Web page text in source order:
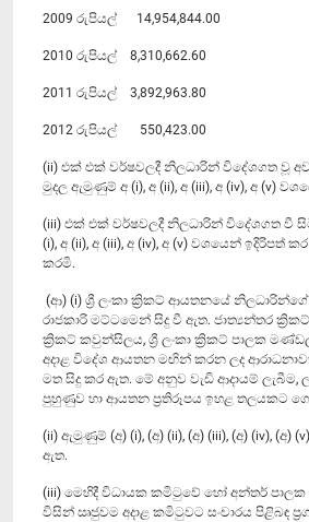
2009 රුපියල් 14,954,844.00
2010 රුපියල් 8,310,662.60
2011 රුපියල් 3,892,963.80
2012 රුපියල් 550,423.00
(ii) එක් එක් වර්ෂවලදී නිලධාරින් විදේශගත වූ
මුදල ඇමුණුම් අ (i), අ (ii), අ (iii), අ (iv), අ (v)
(iii) එක් එක් වර්ෂවලදී නිලධාරින් විදේශගත වී
(i), අ (ii), අ (iii), අ (iv), අ (v) වශයෙන්
කරමි.
(ආ) (i) ශ්‍රී ලංකා ක්‍රිකට් ආයතනයේ
රාජකාරි මට්ටමෙන් සිදු වී ඇත. ජාත්‍යන්තර
ක්‍රිකට් කවුන්සිලය, ශ්‍රී ලංකා ක්‍රිකට් පාලක
අදාළ විදේශ ආයතන මඟින් කරන ලද
මත සිදු කර ඇත. මේ අනුව වැඩි ආදායම් ලැබීම,
පුහුණුව හා ආයතන ප්‍රතිරූපය ඉහළ තලයකට
(ii) ඇමුණුම් (අ) (i), (අ) (ii), (අ) (iii), (අ) (iv), (අ)
ඇත.
(iii) මෙහිදී විධායක කමිටුවේ හෝ අන්තර්
විසින් ඍජුවම අදාළ කමිටුවට සංචාරය පිළිබඳ